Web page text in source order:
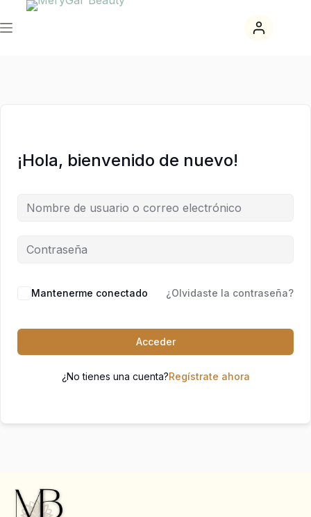
Saltar
al
Saltar
al
¡Hola, bienvenido de nuevo!
Mantenerme conectado ¿Olvidaste la contraseña?
Acceder
¿No tienes una cuenta?Regístrate ahora